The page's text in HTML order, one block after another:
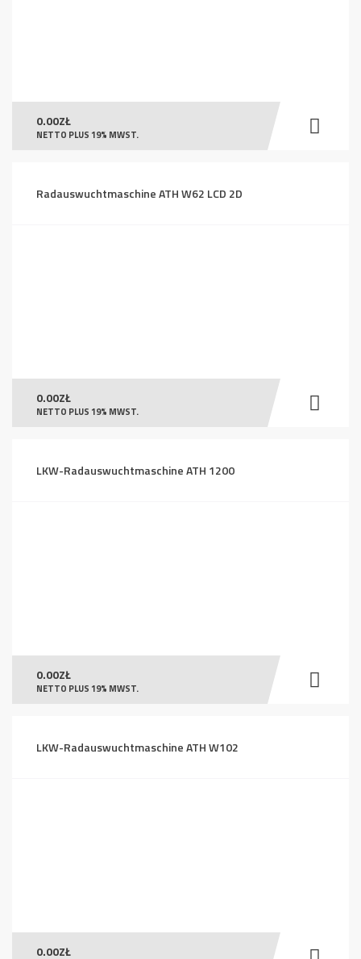
0.00ZŁ
NETTO PLUS 19% MWST.
Radauswuchtmaschine ATH W62 LCD 2D
0.00ZŁ
NETTO PLUS 19% MWST.
LKW-Radauswuchtmaschine ATH 1200
0.00ZŁ
NETTO PLUS 19% MWST.
LKW-Radauswuchtmaschine ATH W102
0.00ZŁ